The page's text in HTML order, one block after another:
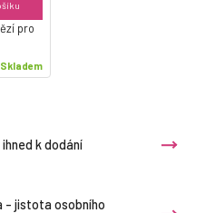
pro
Skladem
k dodání
- jistota osobního